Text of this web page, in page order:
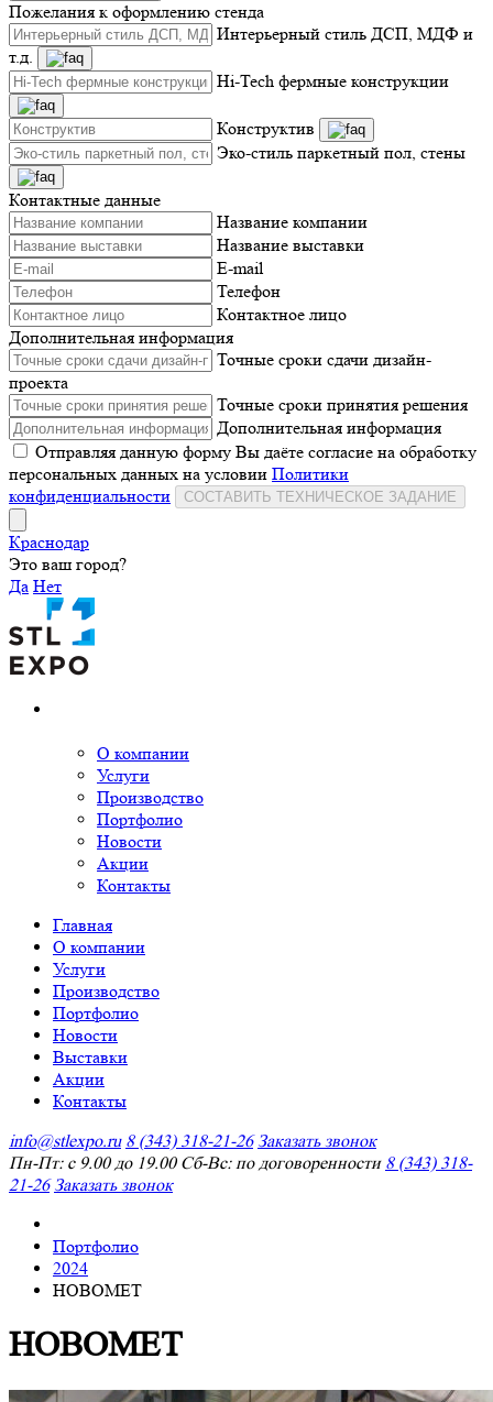
Пожелания к оформлению стенда
Интерьерный стиль ДСП, МДФ и
т.д.
Hi-Tech фермные конструкции
Конструктив
Эко-стиль паркетный пол, стены
Контактные данные
Название компании
Название выставки
E-mail
Телефон
Контактное лицо
Дополнительная информация
Точные сроки сдачи дизайн-
проекта
Точные сроки принятия решения
Дополнительная информация
Отправляя данную форму Вы даёте согласие на обработку
персональных данных на условии Политики
конфиденциальности
СОСТАВИТЬ ТЕХНИЧЕСКОЕ ЗАДАНИЕ
Краснодар
Это ваш город?
Да Нет
О компании
Услуги
Производство
Портфолио
Новости
Акции
Контакты
Главная
О компании
Услуги
Производство
Портфолио
Новости
Выставки
Акции
Контакты
info@stlexpo.ru 8 (343) 318-21-26 Заказать звонок
Пн-Пт: с 9.00 до 19.00 Сб-Вс: по договоренности 8 (343) 318-
21-26 Заказать звонок
Портфолио
2024
НОВОМЕТ
НОВОМЕТ